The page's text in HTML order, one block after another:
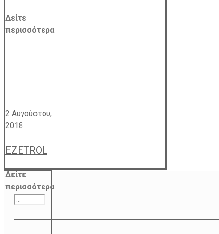
Δείτε
περισσότερα
2 Αυγούστου,
2018
EZETROL
Δείτε
περισσότερα